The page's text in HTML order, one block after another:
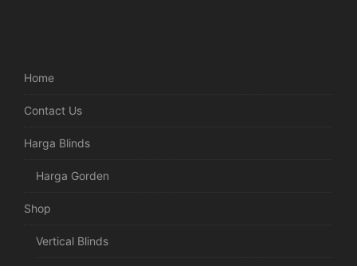
Home
Contact Us
Harga Blinds
Harga Gorden
Shop
Vertical Blinds